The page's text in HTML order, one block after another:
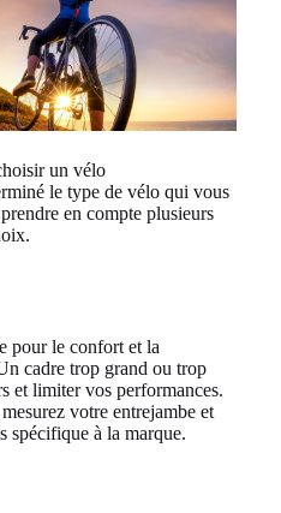
un vélo
le type de vélo qui vous
en compte plusieurs
pour le confort et la
cadre trop grand ou trop
et limiter vos performances.
votre entrejambe et
spécifique à la marque.